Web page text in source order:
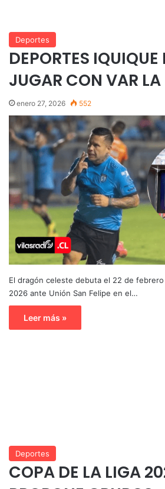
Deportes
DEPORTES
JUGAR CON VAR LA
enero 27, 2026 552
El dragón celeste debuta el 22 de
2026 ante Unión San Felipe en el…
Leer más »
Deportes
COPA DE LA LIGA